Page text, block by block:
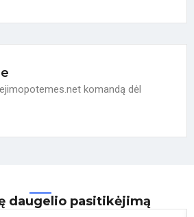
komandą dėl
daugelio pasitikėjimą